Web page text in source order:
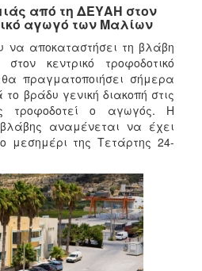
από τη ΔΕΥΑΗ στον
αγωγό των Μαλίων
να αποκαταστήσει τη βλάβη
κεντρικό τροφοδοτικό
πραγματοποιήσει σήμερα
βράδυ γενική διακοπή στις
τροφοδοτεί ο αγωγός. Η
αναμένεται να έχει
μεσημέρι της Τετάρτης 24-